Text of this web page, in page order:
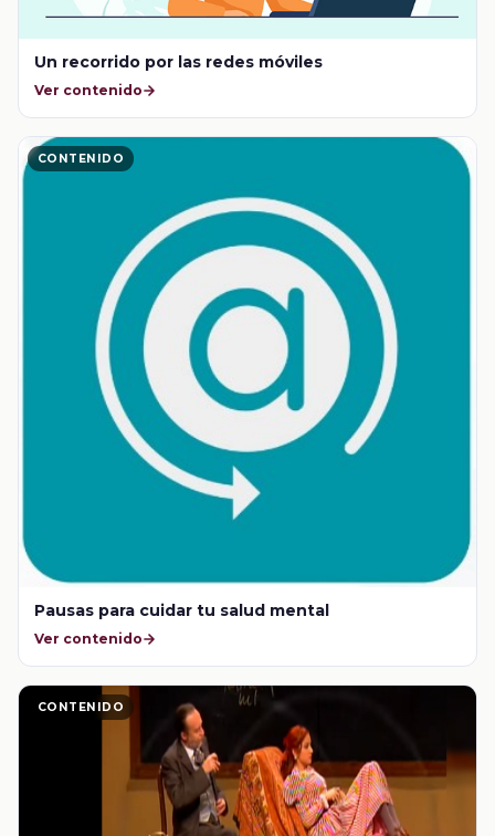
Un recorrido por las redes móviles
Ver contenido
CONTENIDO
Pausas para cuidar tu salud mental
Ver contenido
CONTENIDO